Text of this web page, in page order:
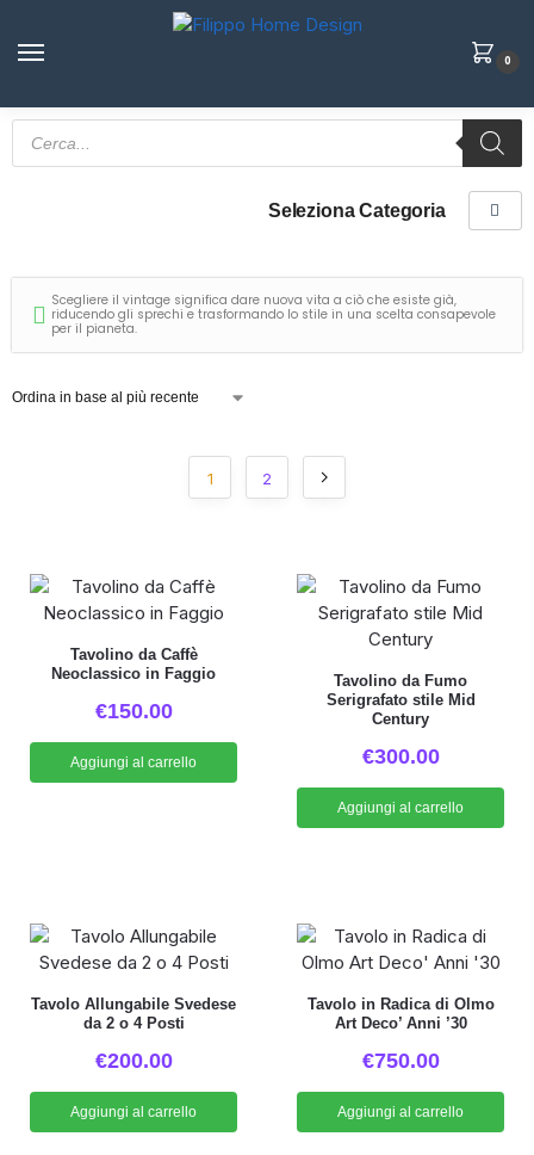
0
Seleziona Categoria
Scegliere il vintage significa dare nuova vita a ciò che esiste già,
riducendo gli sprechi e trasformando lo stile in una scelta consapevole
per il pianeta.
1 2
Tavolino da Caffè
Neoclassico in Faggio
€150.00
Aggiungi al carrello
Tavolino da Fumo
Serigrafato stile Mid
Century
€300.00
Aggiungi al carrello
Tavolo Allungabile Svedese
da 2 o 4 Posti
€200.00
Aggiungi al carrello
Tavolo in Radica di Olmo
Art Deco’ Anni ’30
€750.00
Aggiungi al carrello